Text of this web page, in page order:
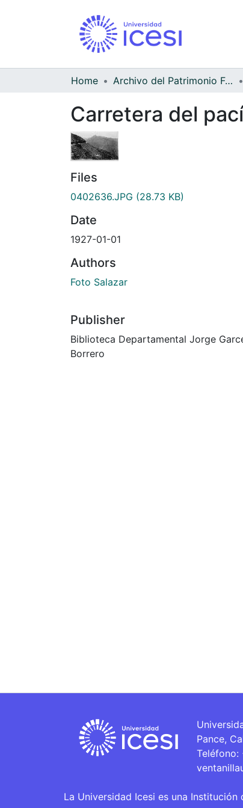
Home Archivo del Patrimonio Fotográfico y Fílmico del Valle del Cauca
Carretera del
Files
0402636.JPG (28.73 KB)
Date
1927-01-01
Authors
Foto Salazar
Publisher
Biblioteca Departamental Jorge
Borrero
Pance,
La Universidad Icesi es una